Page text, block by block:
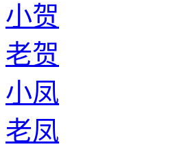
小贺
老贺
小凤
老凤